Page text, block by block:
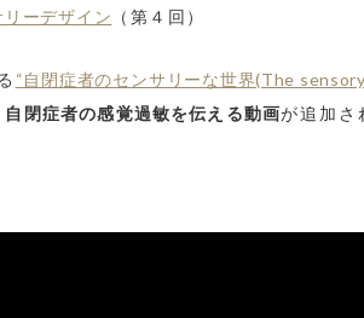
ーデザイン （第４回）
“自閉症者のセンサリーな世界(The
自閉症者の感覚過敏を伝える動画が追加さ